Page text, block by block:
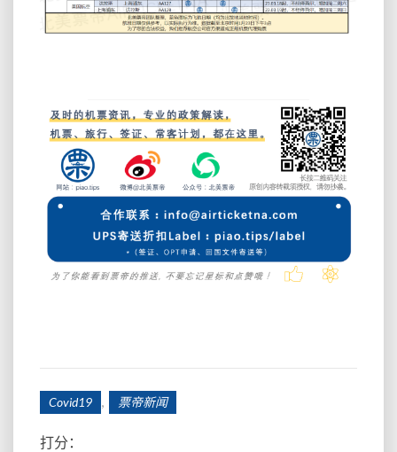
Covid19 票帝新闻
打分：